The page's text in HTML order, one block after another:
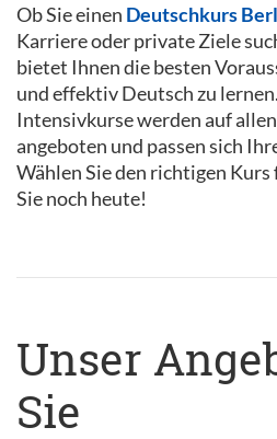
Ob Sie einen Deutschkurs
Karriere oder private Ziele
bietet Ihnen die besten
und effektiv Deutsch zu
Intensivkurse werden auf
angeboten und passen sich
Wählen Sie den richtigen Kurs
Sie noch heute!
Unser
Sie